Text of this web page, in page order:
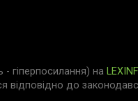
- гіперпосилання) на
відповідно до